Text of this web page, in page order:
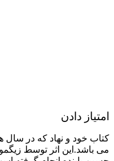
امتیاز دادن
کتاب خود و نهاد که در
می باشد.این اثر توسط